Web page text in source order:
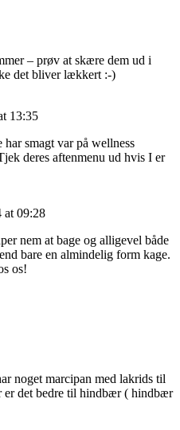
– prøv at skære dem ud i
det bliver lækkert :-)
13:35
smagt var på wellness
deres aftenmenu ud hvis I er
at 09:28
nem at bage og alligevel både
bare en almindelig form kage.
os!
noget marcipan med lakrids til
er det bedre til hindbær ( hindbær